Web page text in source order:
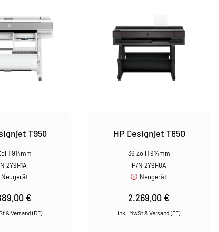
T950
| 914mm
2Y9H1A
Neugerät
€
HP Designjet T850
36 Zoll | 914mm
P/N 2Y9H0A
Neugerät
2.269,00 €